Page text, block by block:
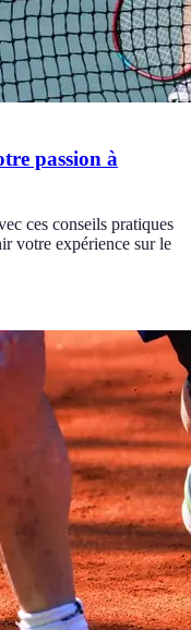
passion à
ces conseils pratiques
votre expérience sur le